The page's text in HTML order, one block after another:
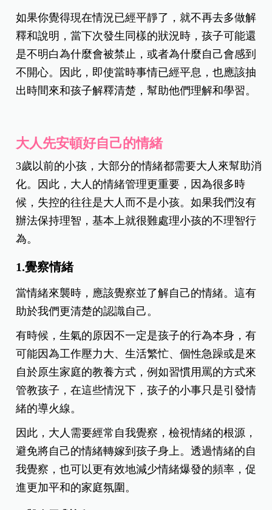
如果你覺得現在情況已經平靜了，就不再去多做解
釋和說明，當下次發生同樣的狀況時，孩子可能還
是不明白為什麼會被禁止，或者為什麼自己會感到
不開心。因此，即使當時事情已經平息，也應該抽
出時間來和孩子解釋清楚，幫助他們理解和學習。
大人先安頓好自己的情緒
3歲以前的小孩，大部分的情緒都需要大人來幫助消
化。因此，大人的情緒管理更重要，因為很多時
候，失控的往往是大人而不是小孩。如果我們沒有
辦法保持理智，基本上就很難處理小孩的不理智行
為。
1.覺察情緒
當情緒來襲時，應該覺察並了解自己的情緒。這有
助於我們更清楚的認識自己。
有時候，生氣的原因不一定是孩子的行為本身，有
可能因為工作壓力大、生活繁忙、個性急躁或是來
自於原生家庭的教養方式，例如習慣用罵的方式來
管教孩子，在這些情況下，孩子的小事只是引發情
緒的導火線。
因此，大人需要經常自我覺察，檢視情緒的根源，
避免將自己的情緒轉嫁到孩子身上。透過情緒的自
我覺察，也可以更有效地減少情緒爆發的頻率，促
進更加平和的家庭氛圍。